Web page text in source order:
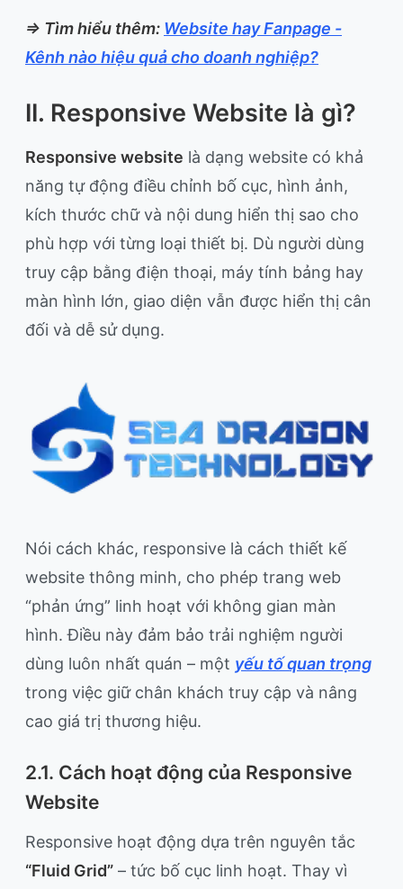
=> Tìm hiểu thêm: Website hay Fanpage -
Kênh nào hiệu quả cho doanh nghiệp?
II. Responsive Website là gì?
Responsive website là dạng website có khả
năng tự động điều chỉnh bố cục, hình ảnh,
kích thước chữ và nội dung hiển thị sao cho
phù hợp với từng loại thiết bị. Dù người dùng
truy cập bằng điện thoại, máy tính bảng hay
màn hình lớn, giao diện vẫn được hiển thị cân
đối và dễ sử dụng.
Nói cách khác, responsive là cách thiết kế
website thông minh, cho phép trang web
“phản ứng” linh hoạt với không gian màn
hình. Điều này đảm bảo trải nghiệm người
dùng luôn nhất quán – một yếu tố quan trọng
trong việc giữ chân khách truy cập và nâng
cao giá trị thương hiệu.
2.1. Cách hoạt động của Responsive
Website
Responsive hoạt động dựa trên nguyên tắc
“Fluid Grid” – tức bố cục linh hoạt. Thay vì